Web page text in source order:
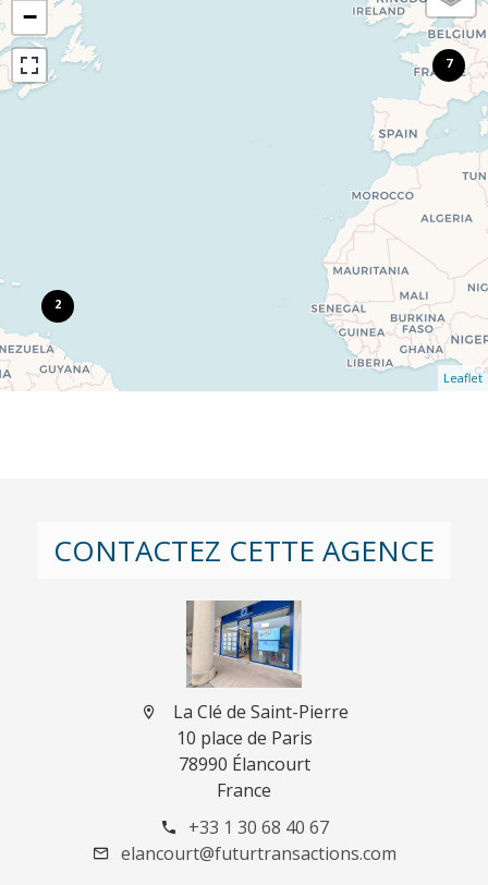
2
7
−
Leaflet
CONTACTEZ CETTE AGENCE
La Clé de Saint-Pierre
10 place de Paris
78990 Élancourt
France
+33 1 30 68 40 67
elancourt@futurtransactions.com